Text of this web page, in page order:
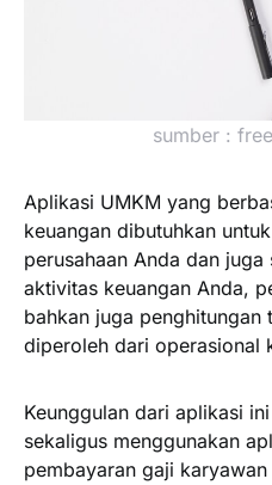
sumber :
Aplikasi UMKM yang
keuangan dibutuhkan
perusahaan Anda dan
aktivitas keuangan Anda,
bahkan juga penghitungan
diperoleh dari operasional
Keunggulan dari aplikasi
sekaligus menggunakan
pembayaran gaji